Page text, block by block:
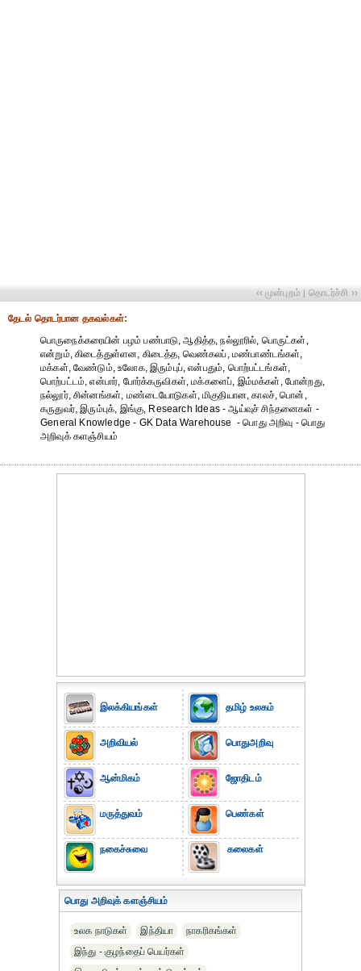
‹‹ முன்புறம் | தொடர்ச்சி ››
தேட‌ல் தொட‌ர்பான தகவ‌ல்க‌ள்:
பொருநைக்கரையின் பழம் பண்பாடு, ஆதித்த, நல்லூரில், பொருட்கள்,
என்றும், கிடைத்துள்ளன, கிடைத்த, வெண்கலப், மண்பாண்டங்கள்,
மக்கள், வேண்டும், உலோக, இரும்புப், என்பதும், பொற்பட்டங்கள்,
பொற்பட்டம், என்பார், போர்க்கருவிகள், மக்களைப், இம்மக்கள், போன்றது,
நல்லூர், சின்னங்கள், மண்டையோடுகள், மிகுதியான, காலச், பொன்,
கருதுவர், இரும்புக், இங்கு, Research Ideas - ஆய்வுச் சிந்தனைகள் -
General Knowledge - GK Data Warehouse - பொது அறிவு - பொது
அறிவுக் களஞ்சியம்
இலக்கியங்கள்
அறிவியல்
ஆன்மிகம்
மருத்துவம்
நகைச்சுவை
தமிழ் உலகம்
பொதுஅறிவு
ஜோதிடம்
பெண்கள்
கலைகள்
பொது அறிவுக் களஞ்சியம்
உலக நாடுகள் இந்தியா
நாகரிகங்கள்
இந்து - குழந்தைப் பெயர்கள்